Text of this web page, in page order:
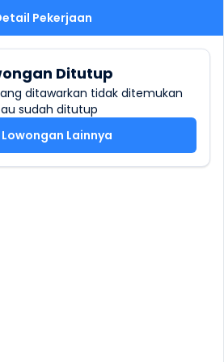
Pekerjaan
Ditutup
ditawarkan tidak ditemukan
sudah ditutup
Lainnya